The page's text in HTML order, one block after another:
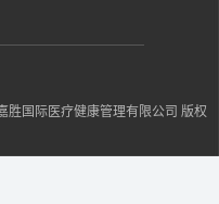
国际医疗健康管理有限公司 版权